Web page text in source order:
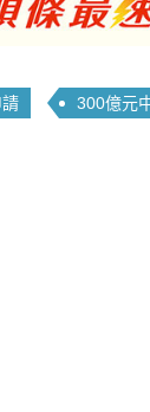
300億元